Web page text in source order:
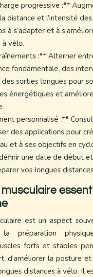
progressive :**
distance et l’intensité
à s’adapter et à
à vélo.
:** Alterner
fondamentale, des
sorties longues pour
énergétiques et
personnalisé :**
des applications pour
et à ses objectifs en
une date de début
vos longues
est un aspect
préparation
forts et stables
d’améliorer la posture
distances à vélo. Il